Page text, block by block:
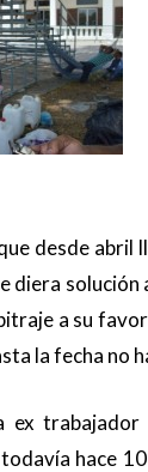
desde
diera solución
a su
la fecha no
ex
hace